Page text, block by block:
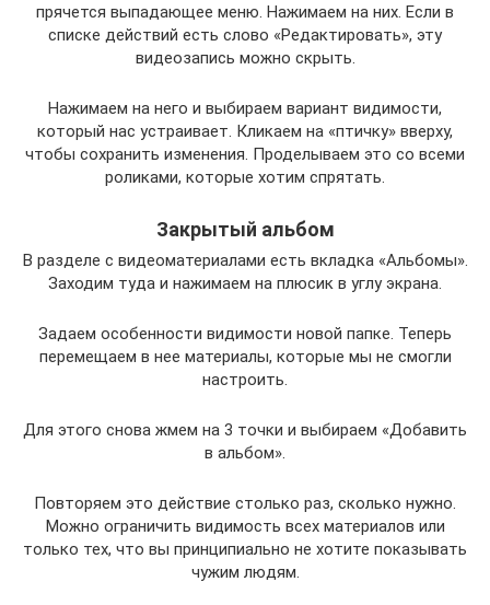
прячется выпадающее меню. Нажимаем на них. Если в
списке действий есть слово «Редактировать», эту
видеозапись можно скрыть.
Нажимаем на него и выбираем вариант видимости,
который нас устраивает. Кликаем на «птичку» вверху,
чтобы сохранить изменения. Проделываем это со всеми
роликами, которые хотим спрятать.
Закрытый альбом
В разделе с видеоматериалами есть вкладка «Альбомы».
Заходим туда и нажимаем на плюсик в углу экрана.
Задаем особенности видимости новой папке. Теперь
перемещаем в нее материалы, которые мы не смогли
настроить.
Для этого снова жмем на 3 точки и выбираем «Добавить
в альбом».
Повторяем это действие столько раз, сколько нужно.
Можно ограничить видимость всех материалов или
только тех, что вы принципиально не хотите показывать
чужим людям.